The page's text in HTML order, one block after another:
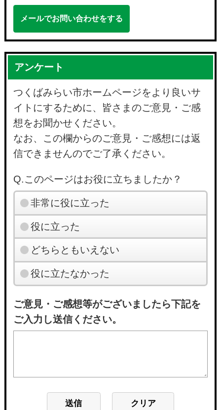
メールでお問い合わせをする
アンケート
つくばみらい市ホームページをより良いサ
イトにするために、皆さまのご意見・ご感
想をお聞かせください。
なお、この欄からのご意見・ご感想には返
信できませんのでご了承ください。
Q.このページはお役に立ちましたか？
非常に役に立った
役に立った
どちらともいえない
役に立たなかった
ご意見・ご感想等がございましたら下記を
ご入力し送信ください。